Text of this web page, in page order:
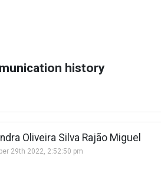
history
Oliveira Silva Rajão Miguel
29th 2022, 2:52:50 pm